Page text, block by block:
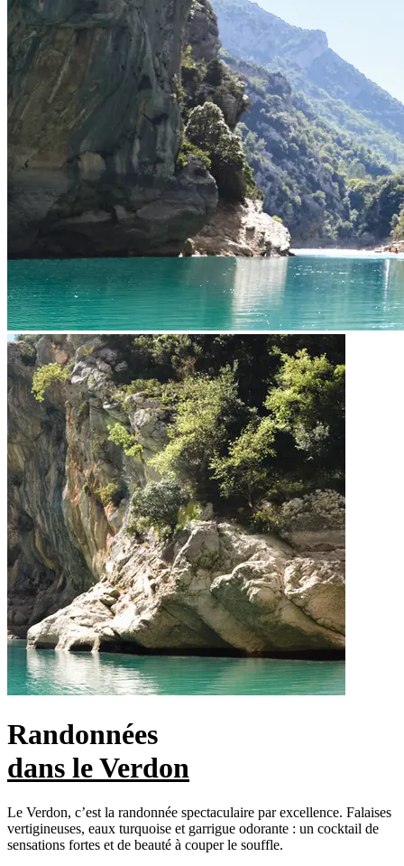
Randonnées
dans le Verdon
Le Verdon, c’est la randonnée spectaculaire par excellence. Falaises
vertigineuses, eaux turquoise et garrigue odorante : un cocktail de
sensations fortes et de beauté à couper le souffle.